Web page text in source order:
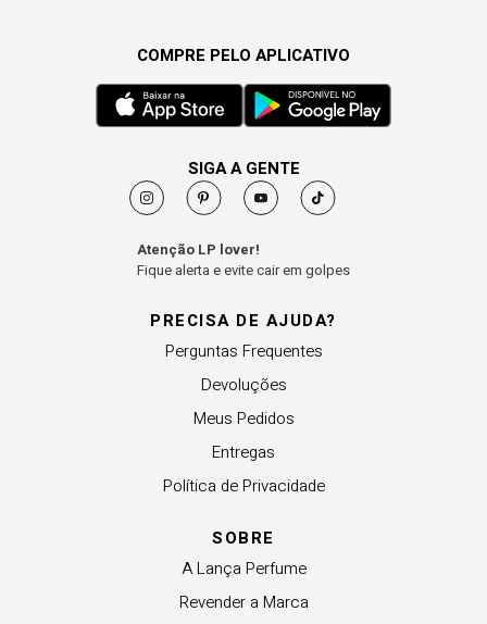
PRECISA DE AJUDA?
Perguntas Frequentes
Devoluções
Meus Pedidos
Entregas
Política de Privacidade
SOBRE
A Lança Perfume
Revender a Marca
COMPRE PELO APLICATIVO
SIGA A GENTE
Atenção LP lover!
Fique alerta e evite cair em golpes